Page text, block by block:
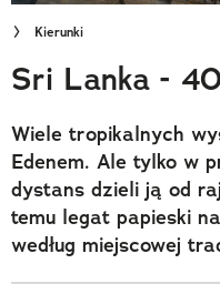
Wielki Konkurs Fotograficzny
Trendbook Podróżniczy
Polecane
Kierunki
Sri Lanka -
Wiele tropikalnych
Edenem. Ale tylko w
dystans dzieli ją od
temu legat papieski
według miejscowej